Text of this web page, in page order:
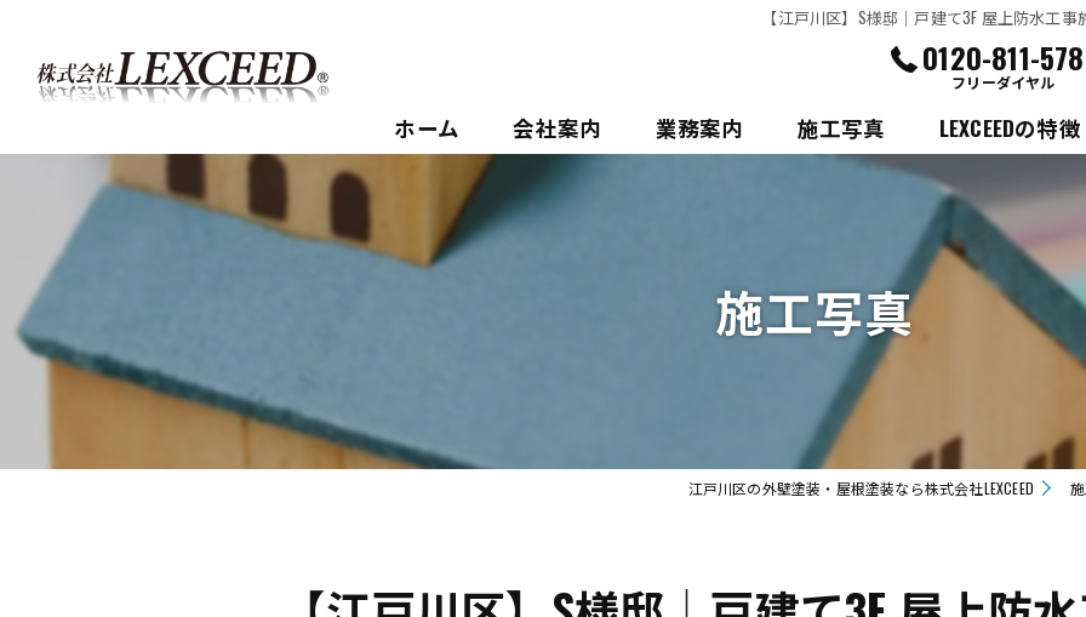
【江戸川区】S様邸│戸建て3F 屋上防水工事
0120-811-578
フリーダイヤル
ホーム 会社案内 業務案内 施工写真 LEXCEEDの特徴
市川市の外壁・屋
浦安市の外壁・屋
コーキング
施工写真
江戸川区の外壁塗装・屋根塗装なら株式会社LEXCEED